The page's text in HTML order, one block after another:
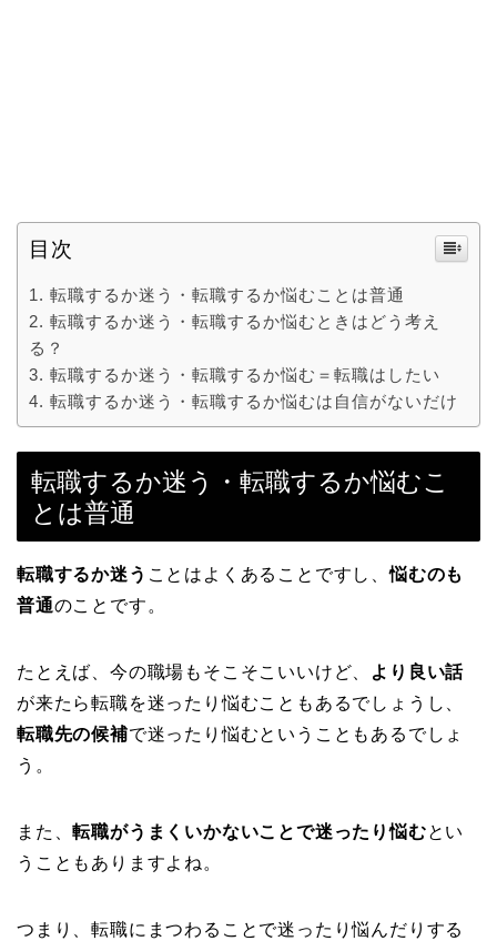
目次
転職するか迷う・転職するか悩むことは普通
転職するか迷う・転職するか悩むときはどう考え
る？
転職するか迷う・転職するか悩む＝転職はしたい
転職するか迷う・転職するか悩むは自信がないだけ
転職するか迷う・転職するか悩むこ
とは普通
転職するか迷う ことはよくあることですし、悩むのも
普通のことです。
たとえば、今の職場もそこそこいいけど、
より良い話
が来たら転職を迷ったり悩むこともあるでしょうし、
転職先の候補で迷ったり悩むということもあるでしょ
う。
また、転職がうまくいかないことで迷ったり悩むとい
うこともありますよね。
つまり、転職にまつわることで迷ったり悩んだりする